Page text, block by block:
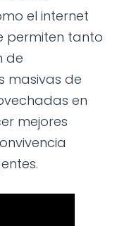
el internet
permiten tanto
de
masivas de
en
mejores